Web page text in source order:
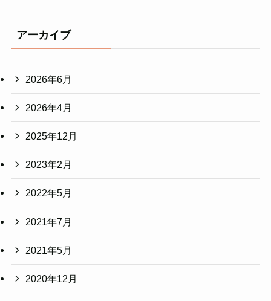
アーカイブ
2026年6月
2026年4月
2025年12月
2023年2月
2022年5月
2021年7月
2021年5月
2020年12月